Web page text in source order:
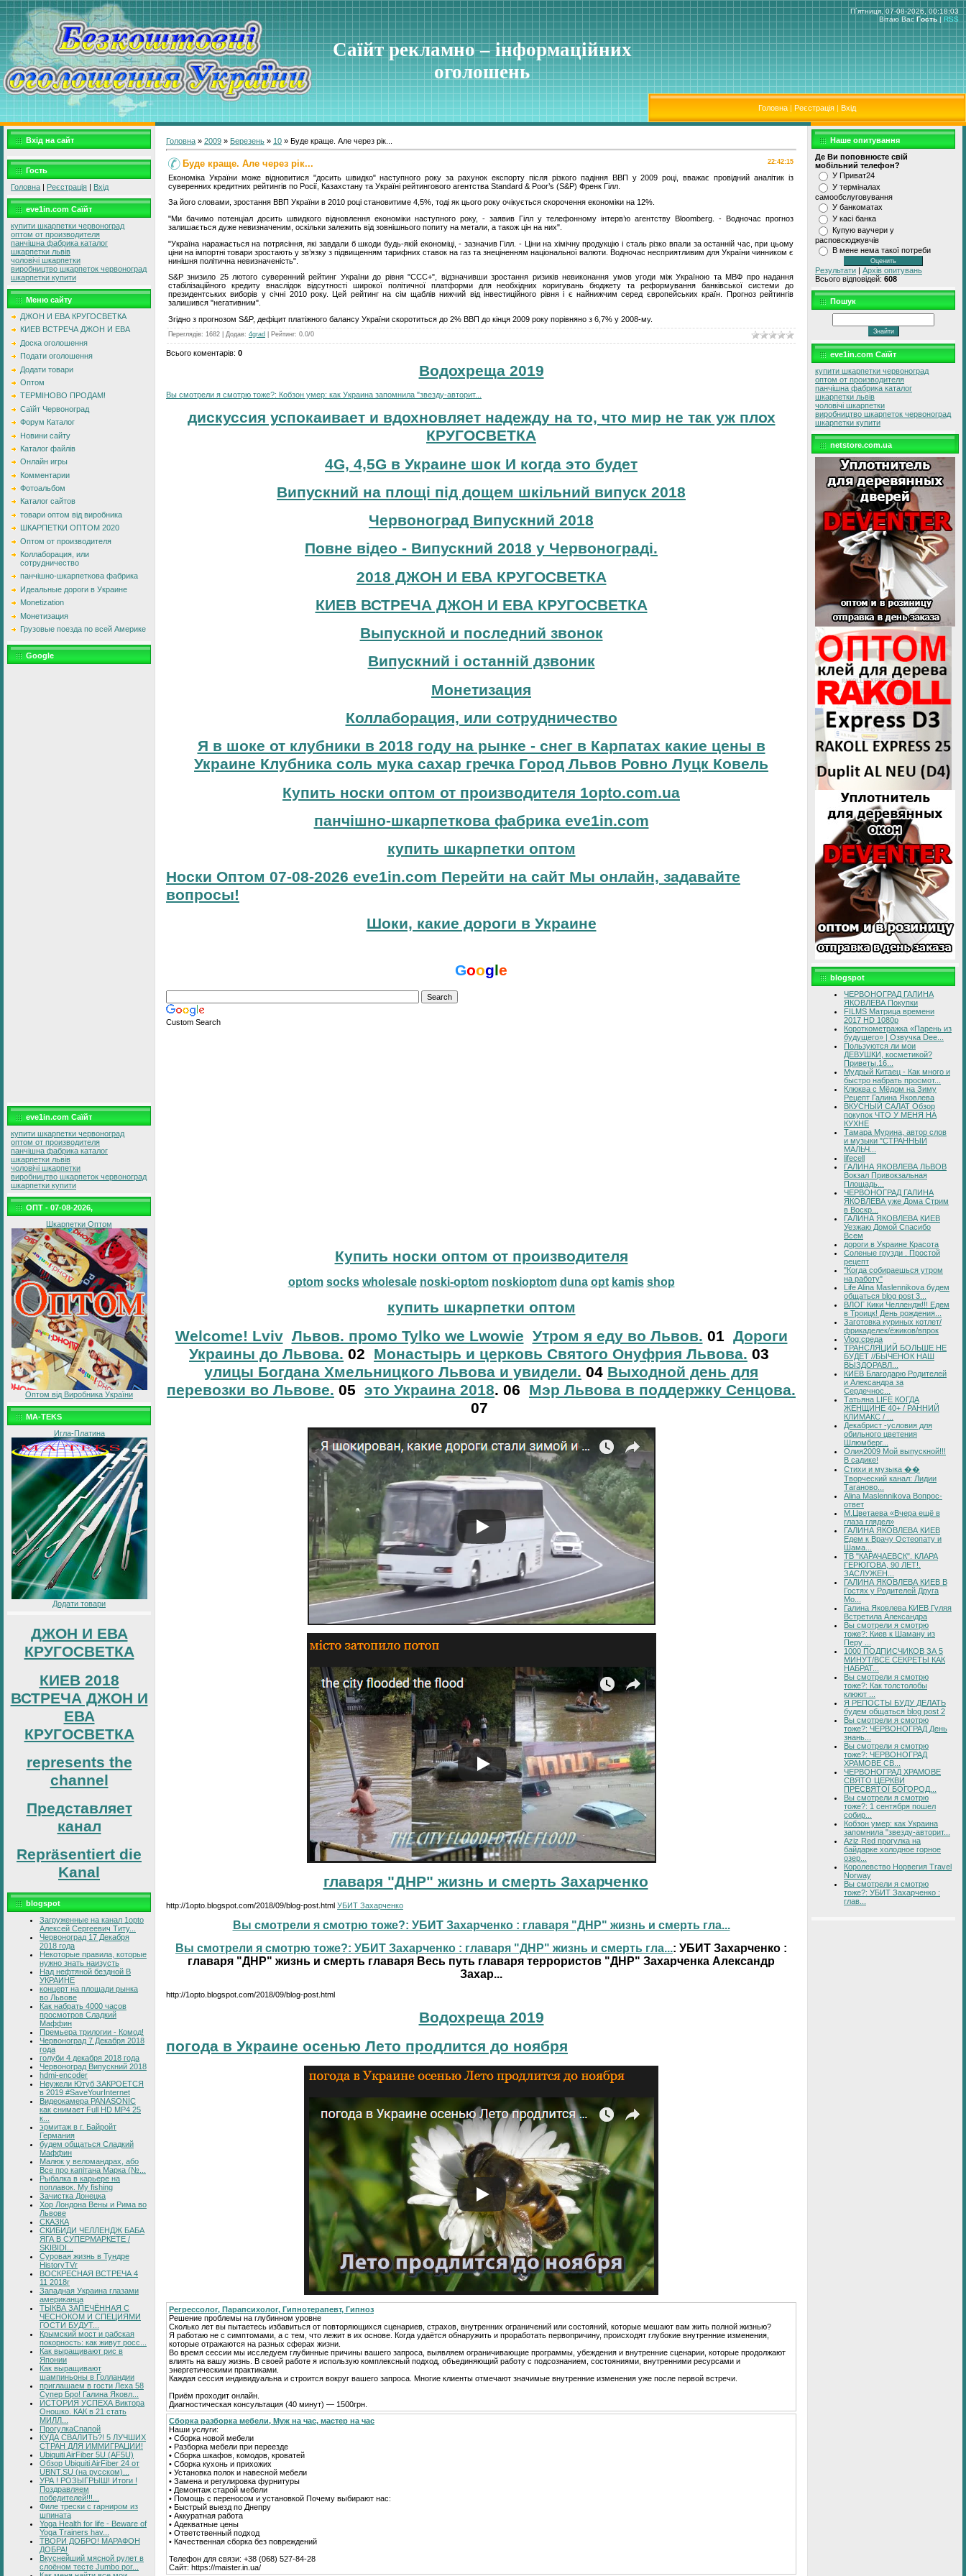
Саїйт рекламно – інформаційних
оголошень
П`ятниця, 07-08-2026, 00:18:03
Вітаю Вас Гость | RSS
Головна | Реєстрація | Вхід
Вхід на сайт
Гость
Головна | Реєстрація | Вхід
eve1in.com Саїйт
купити шкарпетки червоноград
оптом от производителя
панчішна фабрика каталог
шкарпетки львів
чоловічі шкарпетки
виробництво шкарпеток червоноград
шкарпетки купити
Меню сайту
ДЖОН И ЕВА КРУГОСВЕТКА
КИЕВ ВСТРЕЧА ДЖОН И ЕВА
Доска оголошення
Подати оголошення
Додати товари
Оптом
ТЕРМІНОВО ПРОДАМ!
Саїйт Червоноград
Форум Каталог
Новини сайту
Каталог файлів
Онлайн игры
Комментарии
Фотоальбом
Каталог сайтов
товари оптом від виробника
ШКАРПЕТКИ ОПТОМ 2020
Оптом от производителя
Коллаборация, или
сотрудничество
панчішно-шкарпеткова фабрика
Идеальные дороги в Украине
Monetization
Монетизация
Грузовые поезда по всей Америке
Google
eve1in.com Саїйт
купити шкарпетки червоноград
оптом от производителя
панчішна фабрика каталог
шкарпетки львів
чоловічі шкарпетки
виробництво шкарпеток червоноград
шкарпетки купити
ОПТ - 07-08-2026,
Шкарпетки Оптом
Оптом від Виробника України
MA-TEKS
Игла-Платина
Додати товари
ДЖОН И ЕВА
КРУГОСВЕТКА
КИЕВ 2018
ВСТРЕЧА ДЖОН И
ЕВА
КРУГОСВЕТКА
represents the
channel
Представляет
канал
Repräsentiert die
Kanal
blogspot
Загруженные на канал 1opto
Алексей Сергеевич Титу...
Червоноград 17 Декабря
2018 года
Некоторые правила, которые
нужно знать наизусть
Над нефтяной бездной В
УКРАИНЕ
концерт на площади рынка
во Львове
Как набрать 4000 часов
просмотров Сладкий
Маффин
Премьера трилогии - Комод!
Червоноград 7 Декабря 2018
года
голуби 4 декабря 2018 года
Червоноград Випускний 2018
hdmi-encoder
Неужели Ютуб ЗАКРОЕТСЯ
в 2019 #SaveYourInternet
Видеокамера PANASONIC
как снимает Full HD MP4 25
к...
эрмитаж в г. Байройт
Германия
будем общаться Сладкий
Маффин
Малюк у веломандрах, або
Все про капітана Марка (№...
Рыбалка в карьере на
поплавок. My fishing
Зачистка Донецка
Хор Лондона Вены и Рима во
Львове
СКАЗКА
СКИБИДИ ЧЕЛЛЕНДЖ БАБА
ЯГА В СУПЕРМАРКЕТЕ /
SKIBIDI...
Суровая жизнь в Тундре
HistoryTVr
ВОСКРЕСНАЯ ВСТРЕЧА 4
11 2018г
Западная Украина глазами
американца
ТЫКВА ЗАПЕЧЁННАЯ С
ЧЕСНОКОМ И СПЕЦИЯМИ
ГОСТИ БУДУТ...
Крымский мост и рабская
покорность: как живут росс...
Как выращивают рис в
Японии
Как выращивают
шампиньоны в Голландии
приглашаем в гости Леха 58
Супер Бро! Галина Яковл...
ИСТОРИЯ УСПЕХА Виктора
Оношко. КАК в 21 стать
МИЛЛ...
ПрогулкаСпапой
КУДА СВАЛИТЬ?! 5 ЛУЧШИХ
СТРАН ДЛЯ ИММИГРАЦИИ!
Ubiquiti AirFiber 5U (AF5U)
Обзор Ubiquiti AirFiber 24 от
UBNT.SU (на русском)...
УРА ! РОЗЫГРЫШ! Итоги !
Поздравляем
победителей!!!...
Филе трески с гарниром из
шпината
Yoga Health for life - Beware of
Yoga Trainers hav...
ТВОРИ ДОБРО! МАРАФОН
ДОБРА!
Вкуснейший мясной рулет в
слоёном тесте Jumbo por...
Головна » 2009 » Березень » 10 » Буде краще. Але через рік...
22:42:15
Буде краще. Але через рік...
Економіка України може відновитися "досить швидко" наступного року за рахунок експорту після різкого падіння ВВП у 2009 році, вважає провідний аналітик із
суверенних кредитних рейтингів по Росії, Казахстану та Україні рейтингового агентства Standard & Poor’s (S&P) Френк Гілл.
За його словами, зростання ВВП України в 2010 році становитиме 4,5%, тоді як цього року очікується скорочення економіки на 12%.
"Ми бачимо потенціал досить швидкого відновлення економіки наступного року, - заявив Гілл у телефонному інтерв’ю агентству Bloomberg. - Водночас прогноз
залишається дуже невизначеним, оскільки залежить від зовнішнього попиту на метали, а також цін на них".
"Україна наражається на потрясіння, які завдали б шкоди будь-якій економіці, - зазначив Гілл. - Ціни на хімічну продукцію і сталь різко впали за останній час, при цьому
ціни на імпортні товари зростають у зв’язку з підвищенням тарифних ставок на газ та знеціненням національної валюти. Водночас несприятливим для України чинником є
нинішня політична невизначеність".
S&P знизило 25 лютого суверенний рейтинг України до рівня "CCC+", відзначивши зростання ризиків невиконання умов угоди між Україною та МВФ про надання
стабілізаційного кредиту внаслідок відсутності широкої політичної платформи для необхідних коригувань бюджету та реформування банківської системи до
президентських виборів у січні 2010 року. Цей рейтинг на сім щаблів нижчий від інвестиційного рівня і є найнижчим серед європейських країн. Прогноз рейтингів
залишився "негативним".
Згідно з прогнозом S&P, дефіцит платіжного балансу України скоротиться до 2% ВВП до кінця 2009 року порівняно з 6,7% у 2008-му.
Переглядів: 1682 Додав: 4grad Рейтинг: 0.0/0
Всього коментарів: 0
Водохреща 2019
Вы смотрели я смотрю тоже?: Кобзон умер: как Украина запомнила "звезду-авторит...
дискуссия успокаивает и вдохновляет надежду на то, что мир не так уж плох
КРУГОСВЕТКА
4G, 4,5G в Украине шок И когда это будет
Випускний на площі під дощем шкільний випуск 2018
Червоноград Випускний 2018
Повне відео - Випускний 2018 у Червонограді.
2018 ДЖОН И ЕВА КРУГОСВЕТКА
КИЕВ ВСТРЕЧА ДЖОН И ЕВА КРУГОСВЕТКА
Выпускной и последний звонок
Випускний і останній дзвоник
Монетизация
Коллаборация, или сотрудничество
Я в шоке от клубники в 2018 году на рынке - снег в Карпатах какие цены в
Украине Клубника соль мука сахар гречка Город Львов Ровно Луцк Ковель
Купить носки оптом от производителя 1opto.com.ua
панчішно-шкарпеткова фабрика eve1in.com
купить шкарпетки оптом
Носки Оптом 07-08-2026 eve1in.com Перейти на сайт Мы онлайн, задавайте
вопросы!
Шоки, какие дороги в Украине
Google
Custom Search
Купить носки оптом от производителя
optom socks wholesale noski-optom noskioptom duna opt kamis shop
купить шкарпетки оптом
Welcome! Lviv Львов. промо Tylko we Lwowie Утром я еду во Львов. 01 Дороги
Украины до Львова. 02 Монастырь и церковь Святого Онуфрия Львова. 03
улицы Богдана Хмельницкого Львова и увидели. 04 Выходной день для
перевозки во Львове. 05 это Украина 2018. 06 Мэр Львова в поддержку Сенцова.
07
главаря "ДНР" жизнь и смерть Захарченко
http://1opto.blogspot.com/2018/09/blog-post.html УБИТ Захарченко
Вы смотрели я смотрю тоже?: УБИТ Захарченко : главаря "ДНР" жизнь и смерть гла...
Вы смотрели я смотрю тоже?: УБИТ Захарченко : главаря "ДНР" жизнь и смерть гла...: УБИТ Захарченко :
главаря "ДНР" жизнь и смерть главаря Весь путь главаря террористов "ДНР" Захарченка Александр
Захар...
http://1opto.blogspot.com/2018/09/blog-post.html
Водохреща 2019
погода в Украине осенью Лето продлится до ноября
Регрессолог, Парапсихолог, Гипнотерапевт, Гипноз
Решение проблемы на глубинном уровне
Сколько лет вы пытаетесь избавиться от повторяющихся сценариев, страхов, внутренних ограничений или состояний, которые мешают вам жить полной жизнью?
Я работаю не с симптомами, а с тем, что лежит в их основе. Когда удаётся обнаружить и проработать первопричину, происходят глубокие внутренние изменения,
которые отражаются на разных сферах жизни.
Во время сессии мы исследуем глубинные причины вашего запроса, выявляем ограничивающие программы, убеждения и внутренние сценарии, которые продолжают
влиять на вашу жизнь. В своей работе я использую комплексный подход, объединяющий работу с подсознанием, состояниями, внутренними ресурсами и
энергетическими практиками.
Каждая сессия индивидуальна и строится вокруг вашего запроса. Многие клиенты отмечают значимые внутренние изменения уже после первой встречи.
Приём проходит онлайн.
Диагностическая консультация (40 минут) — 1500грн.
Сборка разборка мебели, Муж на час, мастер на час
Наши услуги:
• Сборка новой мебели
• Разборка мебели при переезде
• Сборка шкафов, комодов, кроватей
• Сборка кухонь и прихожих
• Установка полок и навесной мебели
• Замена и регулировка фурнитуры
• Демонтаж старой мебели
• Помощь с переносом и установкой Почему выбирают нас:
• Быстрый выезд по Днепру
• Аккуратная работа
• Адекватные цены
• Ответственный подход
• Качественная сборка без повреждений
Телефон для связи: +38 (068) 527-84-28
Сайт: https://maister.in.ua/
Наше опитування
Де Ви поповнюєте свiй
мобiльний телефон?
У Приват24
У термiналах
самообслуговування
У банкоматах
У касi банка
Купую ваучери у
расповсюджувчiв
В мене нема такої потреби
Результати | Архів опитувань
Всього відповідей: 608
Пошук
eve1in.com Саїйт
купити шкарпетки червоноград
оптом от производителя
панчішна фабрика каталог
шкарпетки львів
чоловічі шкарпетки
виробництво шкарпеток червоноград
шкарпетки купити
netstore.com.ua
blogspot
ЧЕРВОНОГРАД ГАЛИНА
ЯКОВЛЕВА Покупки
FILMS Матрица времени
2017 HD 1080p
Короткометражка «Парень из
будущего» | Озвучка Dee...
Пользуются ли мои
ДЕВУШКИ, косметикой?
Приветы.16...
Мудрый Китаец - Как много и
быстро набрать просмот...
Клюква с Мёдом на Зиму
Рецепт Галина Яковлева
ВКУСНЫЙ САЛАТ Обзор
покупок ЧТО У МЕНЯ НА
КУХНЕ
Тамара Мурина, автор слов
и музыки "СТРАННЫЙ
МАЛЬЧ...
lifecell
ГАЛИНА ЯКОВЛЕВА ЛЬВОВ
Вокзал Привокзальная
Площадь...
ЧЕРВОНОГРАД ГАЛИНА
ЯКОВЛЕВА уже Дома Стрим
в Воскр...
ГАЛИНА ЯКОВЛЕВА КИЕВ
Уезжаю Домой Спасибо
Всем
дороги в Украине Красота
Соленые грузди . Простой
рецепт
"Когда собираешься утром
на работу"
Life Alina Maslennikova будем
общаться blog post 3...
ВЛОГ Кики Челлендж!!! Едем
в Троицк! День рождения...
Заготовка куриных котлет/
фрикаделек/ёжиков/впрок
Vlog:среда
ТРАНСЛЯЦИЙ БОЛЬШЕ НЕ
БУДЕТ //БЫЧЕНОК НАШ
ВЫЗДОРАВЛ...
КИЕВ Благодарю Родителей
и Александра за
Сердечнос...
Татьяна LIFE КОГДА
ЖЕНЩИНЕ 40+ / РАННИЙ
КЛИМАКС / ...
Декабрист -условия для
обильного цветения
Шлюмберг...
Олия2009 Мой выпускной!!!
В садике!
Стихи и музыка ��
Творческий канал: Лидии
Таганово...
Alina Maslennikova Вопрос-
ответ
М.Цветаева «Вчера ещё в
глаза глядел»
ГАЛИНА ЯКОВЛЕВА КИЕВ
Едем к Врачу Остеопату и
Шама...
ТВ "КАРАЧАЕВСК". КЛАРА
ГЕРЮГОВА, 90 ЛЕТ!.
ЗАСЛУЖЕН...
ГАЛИНА ЯКОВЛЕВА КИЕВ В
Гостях у Родителей Друга
Мо...
Галина Яковлева КИЕВ Гуляя
Встретила Александра
Вы смотрели я смотрю
тоже?: Киев к Шаману из
Перу ...
1000 ПОДПИСЧИКОВ ЗА 5
МИНУТ/ВСЕ СЕКРЕТЫ КАК
НАБРАТ...
Вы смотрели я смотрю
тоже?: Как толстолобы
клюют ...
Я РЕПОСТЫ БУДУ ДЕЛАТЬ
будем общаться blog post 2
Вы смотрели я смотрю
тоже?: ЧЕРВОНОГРАД День
знань...
Вы смотрели я смотрю
тоже?: ЧЕРВОНОГРАД
ХРАМОВЕ СВ...
ЧЕРВОНОГРАД ХРАМОВЕ
СВЯТО ЦЕРКВИ
ПРЕСВЯТОЇ БОГОРОД...
Вы смотрели я смотрю
тоже?: 1 сентября пошел
собир...
Кобзон умер: как Украина
запомнила "звезду-авторит...
Aziz Red прогулка на
байдарке холодное горное
озер...
Королевство Норвегия Travel
Norway
Вы смотрели я смотрю
тоже?: УБИТ Захарченко :
глав...